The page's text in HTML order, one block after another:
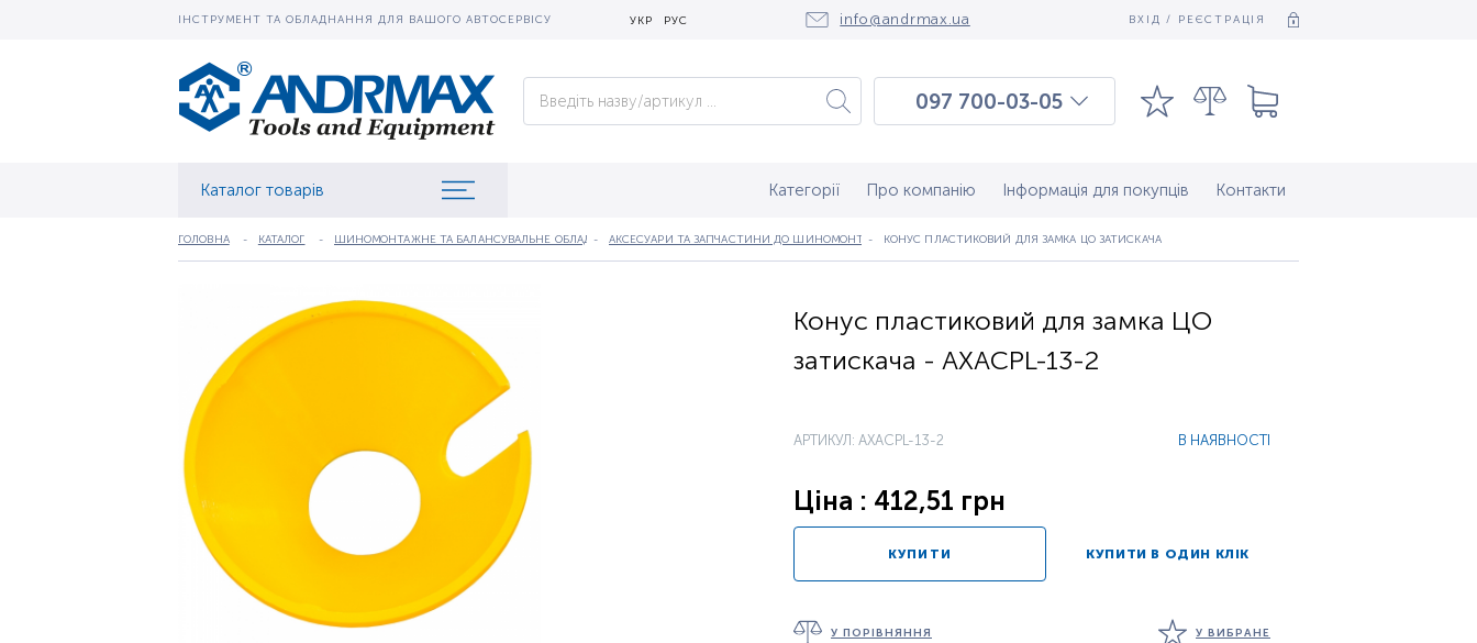
ІНСТРУМЕНТ ТА ОБЛАДНАННЯ ДЛЯ ВАШОГО АВТОСЕРВІСУ УКР РУС info@andrmax.ua ВХІД / РЕЄСТРАЦІЯ
097 700-03-05
097 003-03-09
Каталог товарів Категорії Про компанію Інформація для покупців Контакти
ГОЛОВНА КАТАЛОГ ШИНОМОНТАЖНЕ ТА БАЛАНСУВАЛЬНЕ ОБЛАДНАННЯАКСЕСУАРИ ТА ЗАПЧАСТИНИ ДО ШИНОМОНТАЖНИХ ВЕРСТАТІВКОНУС ПЛАСТИКОВИЙ ДЛЯ ЗАМКА ЦО ЗАТИСКАЧА
Конус пластиковий для замка ЦО
затискача - AXACPL-13-2
АРТИКУЛ: AXACPL-13-2 В НАЯВНОСТІ
Ціна : 412,51 грн
КУПИТИ КУПИТИ В ОДИН КЛІК
У ПОРІВНЯННЯ У ВИБРАНЕ